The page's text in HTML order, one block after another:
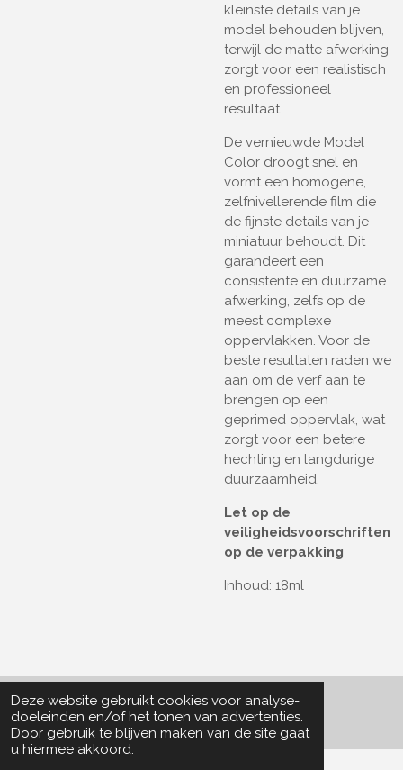
Deze website gebruikt cookies voor analyse-
doeleinden en/of het tonen van advertenties.
Door gebruik te blijven maken van de site gaat
u hiermee akkoord.
kleinste details van je
model behouden blijven,
terwijl de matte afwerking
zorgt voor een realistisch
en professioneel
resultaat.
De vernieuwde Model
Color droogt snel en
vormt een homogene,
zelfnivellerende film die
de fijnste details van je
miniatuur behoudt. Dit
garandeert een
consistente en duurzame
afwerking, zelfs op de
meest complexe
oppervlakken. Voor de
beste resultaten raden we
aan om de verf aan te
brengen op een
geprimed oppervlak, wat
zorgt voor een betere
hechting en langdurige
duurzaamheid.
Let op de
veiligheidsvoorschriften
op de verpakking
Inhoud: 18ml
© 2022 - 2026 Particle Collector